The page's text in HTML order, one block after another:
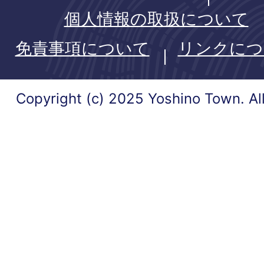
個人情報の取扱について
免責事項について
リンクに
Copyright (c) 2025 Yoshino Town.